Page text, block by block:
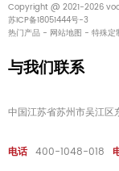
Copyright @ 2021-2026
苏ICP备18051444号-3
热门产品 - 网站地图 - 特殊定
与我们联系
中国江苏省苏州市吴江区
电话 400-1048-018